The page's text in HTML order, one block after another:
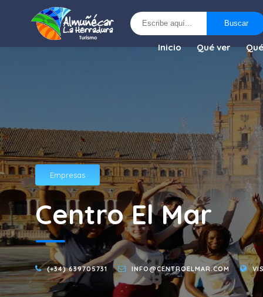
Buscar
Inicio Qué ver
Empresas
Centro El Mar
(+34) 639705731 INFO@CENTROELMAR.COM